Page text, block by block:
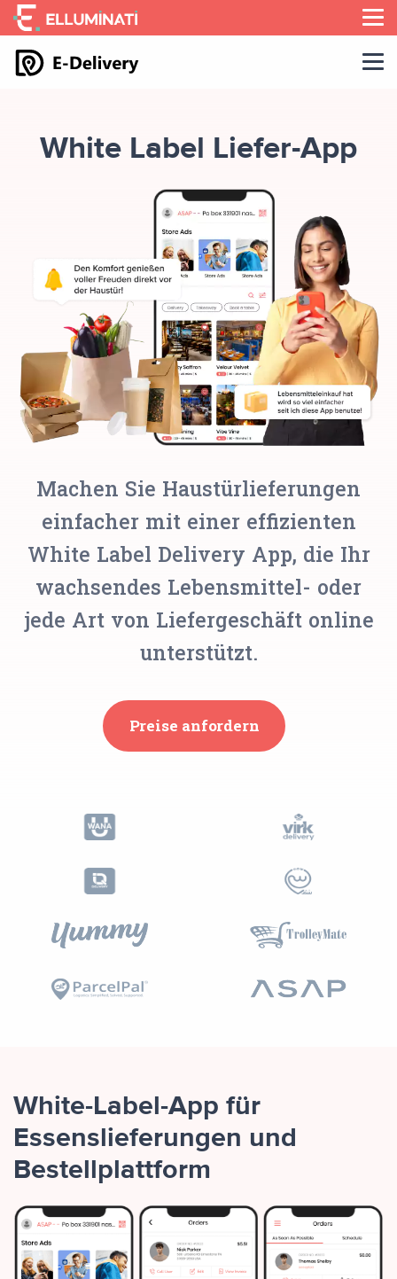
Skip
to
the
White Label Liefer-App
Machen Sie Haustürlieferungen
einfacher mit einer effizienten
White Label Delivery App, die Ihr
wachsendes Lebensmittel- oder
jede Art von Liefergeschäft online
unterstützt.
Preise anfordern
White-Label-App für
Essenslieferungen und
Bestellplattform